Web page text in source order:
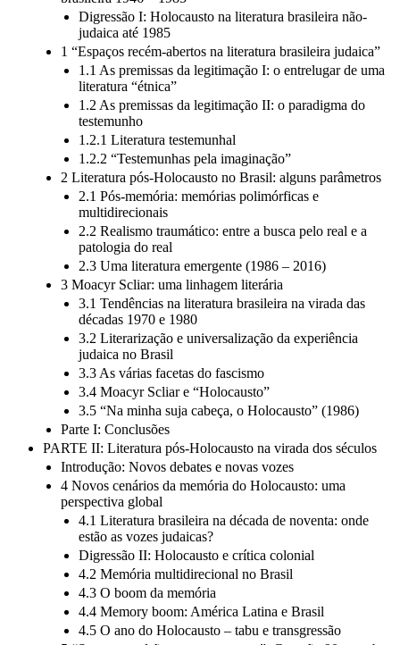
brasileira 1946 – 1985
Digressão I: Holocausto na literatura brasileira não-
judaica até 1985
1 “Espaços recém-abertos na literatura brasileira judaica”
1.1 As premissas da legitimação I: o entrelugar de uma
literatura “étnica”
1.2 As premissas da legitimação II: o paradigma do
testemunho
1.2.1 Literatura testemunhal
1.2.2 “Testemunhas pela imaginação”
2 Literatura pós-Holocausto no Brasil: alguns parâmetros
2.1 Pós-memória: memórias polimórficas e
multidirecionais
2.2 Realismo traumático: entre a busca pelo real e a
patologia do real
2.3 Uma literatura emergente (1986 – 2016)
3 Moacyr Scliar: uma linhagem literária
3.1 Tendências na literatura brasileira na virada das
décadas 1970 e 1980
3.2 Literarização e universalização da experiência
judaica no Brasil
3.3 As várias facetas do fascismo
3.4 Moacyr Scliar e “Holocausto”
3.5 “Na minha suja cabeça, o Holocausto” (1986)
Parte I: Conclusões
PARTE II: Literatura pós-Holocausto na virada dos séculos
Introdução: Novos debates e novas vozes
4 Novos cenários da memória do Holocausto: uma
perspectiva global
4.1 Literatura brasileira na década de noventa: onde
estão as vozes judaicas?
Digressão II: Holocausto e crítica colonial
4.2 Memória multidirecional no Brasil
4.3 O boom da memória
4.4 Memory boom: América Latina e Brasil